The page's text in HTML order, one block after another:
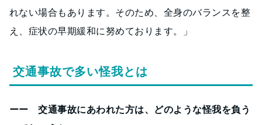
れない場合もあります。そのため、全身のバランスを整
え、症状の早期緩和に努めております。」
交通事故で多い怪我とは
ーー 交通事故にあわれた方は、どのような怪我を負う